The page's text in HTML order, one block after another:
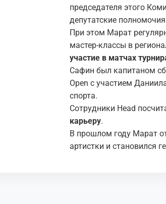
председателя этого
депутатские
При этом Марат
мастер-классы в
участие в матчах
Сафин был капитаном
Open с участием
спорта.
Сотрудники Head
карьеру.
В прошлом году Марат
артистки и становился